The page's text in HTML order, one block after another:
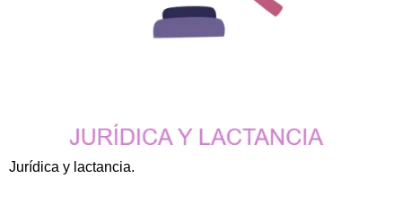
Jurídica y lactancia.